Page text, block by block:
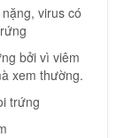
virus có
bởi vì viêm
xem thường.
trứng